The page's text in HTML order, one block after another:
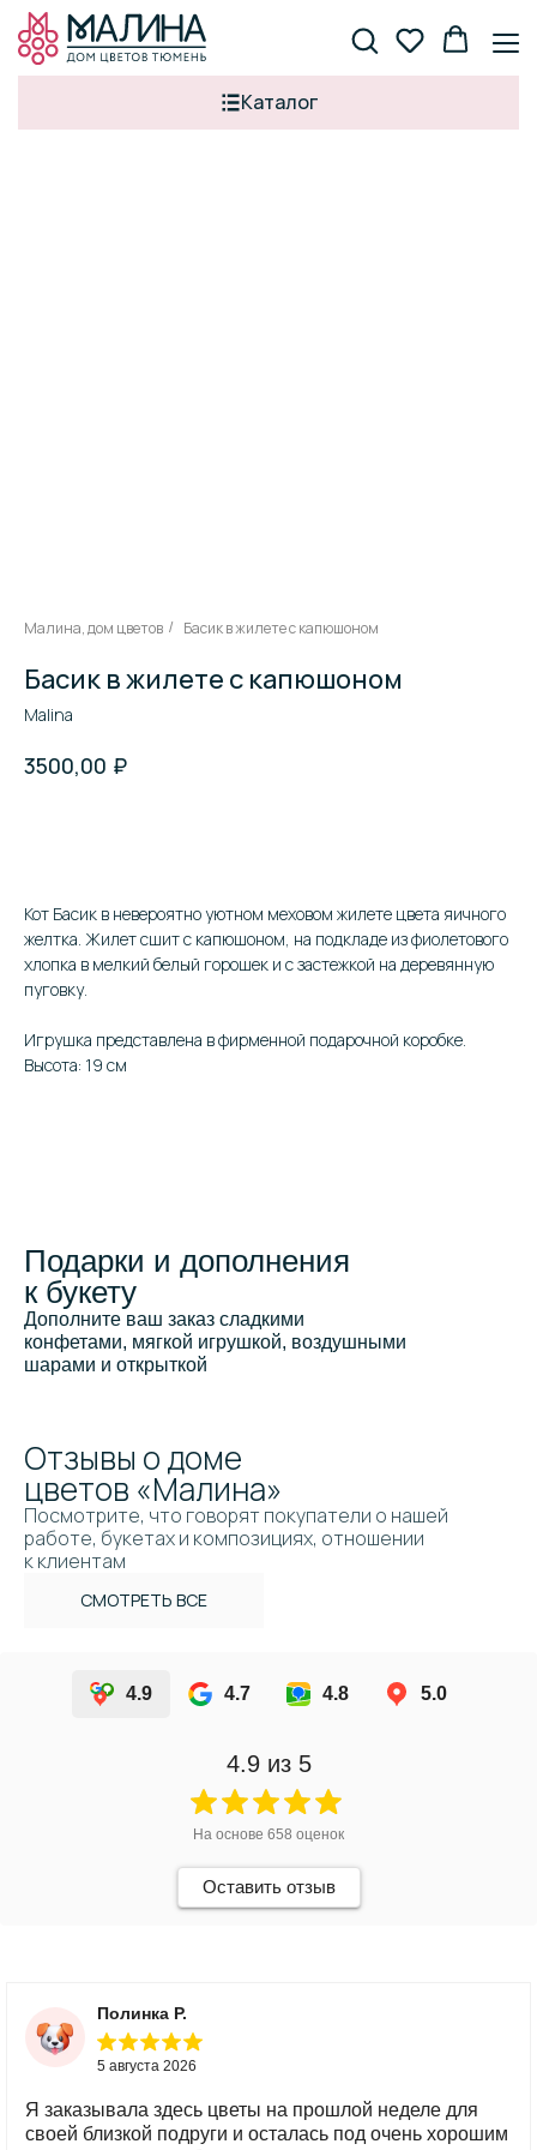
Каталог
Малина, дом цветов / Басик в жилете с капюшоном
Басик в жилете с капюшоном
Malina
3500,00 ₽
Кот Басик в невероятно уютном меховом жилете цвета яичного
желтка. Жилет сшит с капюшоном, на подкладе из фиолетового
хлопка в мелкий белый горошек и с застежкой на деревянную
пуговку.
Игрушка представлена в фирменной подарочной коробке.
Высота: 19 см
Подарки и дополнения
к букету
Дополните ваш заказ сладкими
конфетами, мягкой игрушкой, воздушными
шарами и открыткой
Отзывы о доме
цветов «Малина»
СМОТРЕТЬ ВСЕ
Посмотрите, что говорят покупатели о нашей
работе, букетах и композициях, отношении
к клиентам
4.9 4.7 4.8 5.0
4.9из 5
На основе 658 оценок
Оставить отзыв
Полинка Р.
5 августа 2026
Я заказывала здесь цветы на прошлой неделе для
своей близкой подруги и осталась под очень хорошим